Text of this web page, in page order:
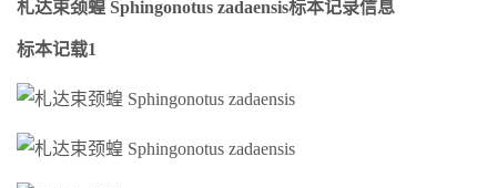
札达束颈蝗 Sphingonotus zadaensis标本记录信息
标本记载1